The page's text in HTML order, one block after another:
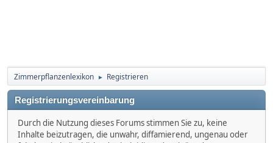
Zimmerpflanzenlexikon ► Registrieren
Registrierungsvereinbarung
Durch die Nutzung dieses Forums stimmen Sie zu, keine
Inhalte beizutragen, die unwahr, diffamierend, ungenau oder